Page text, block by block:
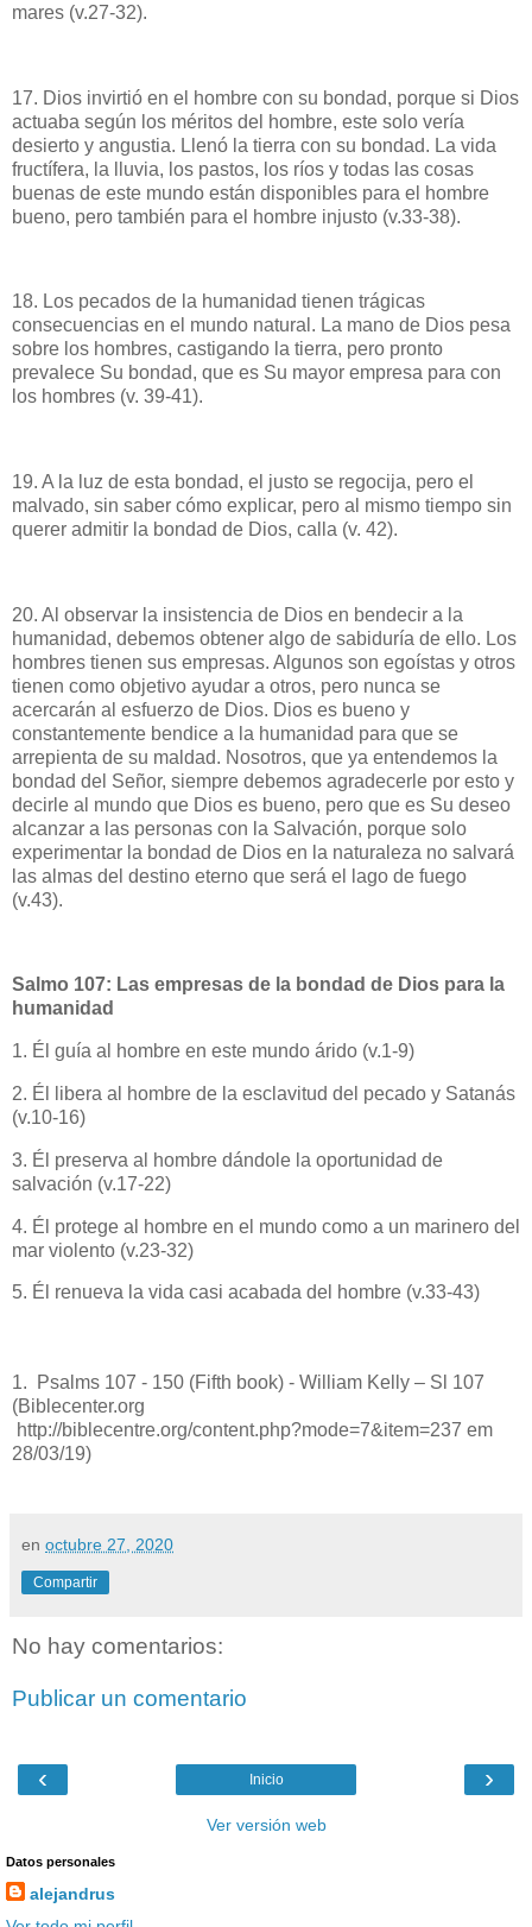
mares (v.27-32).
17. Dios invirtió en el hombre con su bondad, porque si Dios
actuaba según los méritos del hombre, este solo vería
desierto y angustia. Llenó la tierra con su bondad. La vida
fructífera, la lluvia, los pastos, los ríos y todas las cosas
buenas de este mundo están disponibles para el hombre
bueno, pero también para el hombre injusto (v.33-38).
18. Los pecados de la humanidad tienen trágicas
consecuencias en el mundo natural. La mano de Dios pesa
sobre los hombres, castigando la tierra, pero pronto
prevalece Su bondad, que es Su mayor empresa para con
los hombres (v. 39-41).
19. A la luz de esta bondad, el justo se regocija, pero el
malvado, sin saber cómo explicar, pero al mismo tiempo sin
querer admitir la bondad de Dios, calla (v. 42).
20. Al observar la insistencia de Dios en bendecir a la
humanidad, debemos obtener algo de sabiduría de ello. Los
hombres tienen sus empresas. Algunos son egoístas y otros
tienen como objetivo ayudar a otros, pero nunca se
acercarán al esfuerzo de Dios. Dios es bueno y
constantemente bendice a la humanidad para que se
arrepienta de su maldad. Nosotros, que ya entendemos la
bondad del Señor, siempre debemos agradecerle por esto y
decirle al mundo que Dios es bueno, pero que es Su deseo
alcanzar a las personas con la Salvación, porque solo
experimentar la bondad de Dios en la naturaleza no salvará
las almas del destino eterno que será el lago de fuego
(v.43).
Salmo 107: Las empresas de la bondad de Dios para la
humanidad
1. Él guía al hombre en este mundo árido (v.1-9)
2. Él libera al hombre de la esclavitud del pecado y Satanás
(v.10-16)
3. Él preserva al hombre dándole la oportunidad de
salvación (v.17-22)
4. Él protege al hombre en el mundo como a un marinero del
mar violento (v.23-32)
5. Él renueva la vida casi acabada del hombre (v.33-43)
1. Psalms 107 - 150 (Fifth book) - William Kelly – Sl 107
(Biblecenter.org
http://biblecentre.org/content.php?mode=7&item=237 em
28/03/19)
en octubre 27, 2020
Compartir
No hay comentarios:
Publicar un comentario
‹ ›
Inicio
Ver versión web
Datos personales
alejandrus